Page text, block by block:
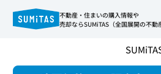
不動産・住まいの購入情報や
売却ならSUMiTAS（全国展開の不動